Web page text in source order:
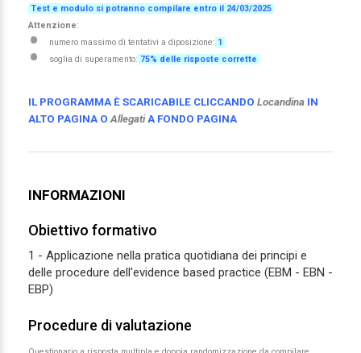
Test e modulo si potranno compilare entro il 24/03/2025
Attenzione:
numero massimo di tentativi a diposizione: 1
soglia di superamento: 75% delle risposte corrette
IL PROGRAMMA È SCARICABILE CLICCANDO Locandina IN
ALTO PAGINA OAllegati A FONDO PAGINA
INFORMAZIONI
Obiettivo formativo
1 - Applicazione nella pratica quotidiana dei principi e
delle procedure dell'evidence based practice (EBM - EBN -
EBP)
Procedure di valutazione